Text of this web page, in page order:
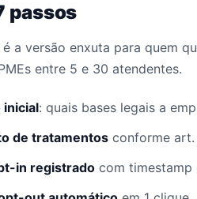
passos
a versão enxuta para quem
entre 5 e 30 atendentes.
inicial: quais bases legais a
de tratamentos conforme art.
in registrado com timestamp